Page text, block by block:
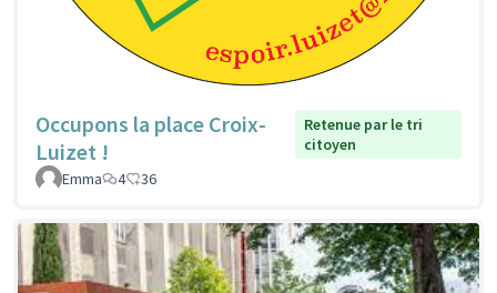
Occupons la place Croix-
Luizet !
Retenue par le tri
citoyen
Emma
4 36